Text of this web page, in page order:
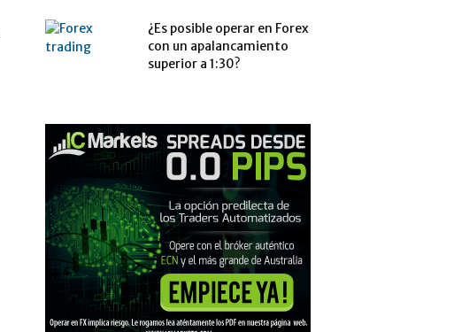
¿Es posible operar en Forex
con un apalancamiento
superior a 1:30?